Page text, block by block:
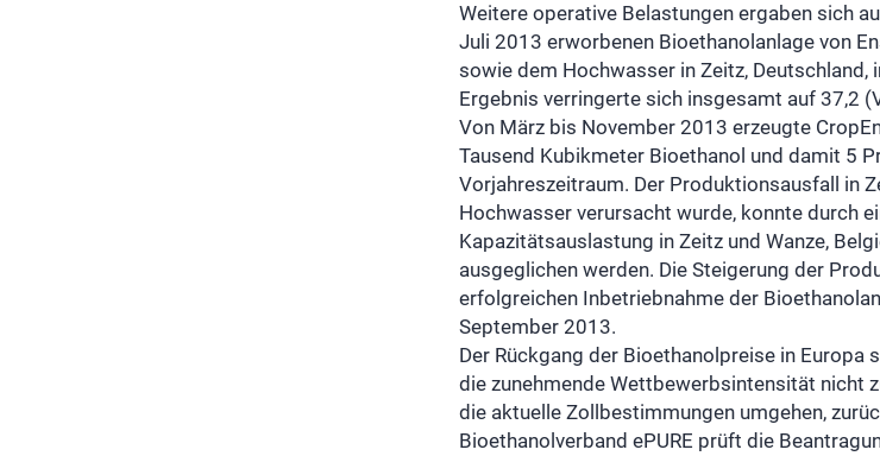
Weitere operative Belastungen ergaben sich
Juli 2013 erworbenen Bioethanolanlage von
sowie dem Hochwasser in Zeitz, Deutschland,
Ergebnis verringerte sich insgesamt auf 37,2
Von März bis November 2013 erzeugte
Tausend Kubikmeter Bioethanol und damit 5
Vorjahreszeitraum. Der Produktionsausfall in
Hochwasser verursacht wurde, konnte durch
Kapazitätsauslastung in Zeitz und Wanze,
ausgeglichen werden. Die Steigerung der
erfolgreichen Inbetriebnahme der
September 2013.
Der Rückgang der Bioethanolpreise in Europa
die zunehmende Wettbewerbsintensität nicht
die aktuelle Zollbestimmungen umgehen,
Bioethanolverband ePURE prüft die